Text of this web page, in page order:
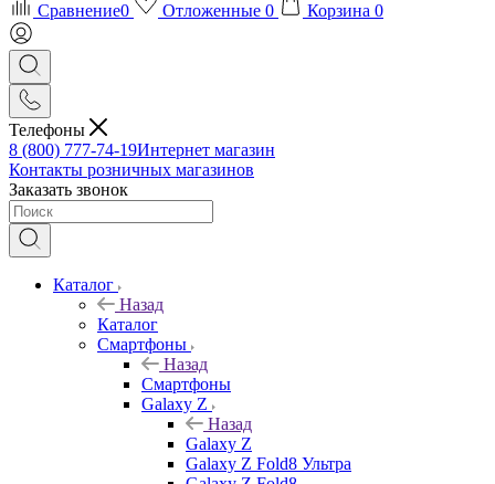
Сравнение0 Отложенные 0 Корзина 0
Телефоны
8 (800) 777-74-19Интернет магазин
Контакты розничных магазинов
Заказать звонок
Каталог
Назад
Каталог
Смартфоны
Назад
Смартфоны
Galaxy Z
Назад
Galaxy Z
Galaxy Z Fold8 Ультра